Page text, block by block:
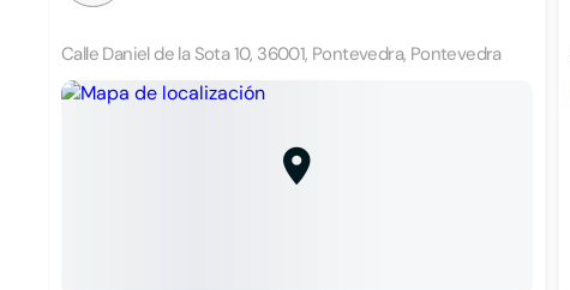
Calle Daniel de la Sota 10, 36001, Pontevedra, Pontevedra